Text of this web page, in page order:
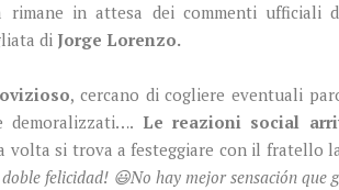
rimane in attesa dei commenti
di Jorge Lorenzo.
, cercano di cogliere eventuali
Le reazioni social
volta si trova a festeggiare con il fratello
felicidad! 😃No hay mejor sensación que